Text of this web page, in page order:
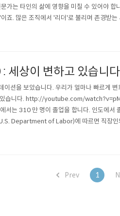
가는 타인의 삶에 영향을 미칠 수 있어야 합
죠. 많은 조직에서 '리더'로 불리며 존경받
타인을 이끌고 가르치는 능력없이 리더가
세상이 변하고 있습니
션을 보았습니다. 우리가 얼마나 빠르게
있습니다. http://youtube.com/
서는 310 만 명이 졸업을 합니다. 인도에서
Department of Labor)에 따르면 직장
세가 되기 전에 10~14개의 직업을 바꾸게
Prev 1